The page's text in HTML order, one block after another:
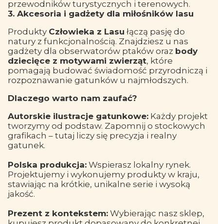
przewodników turystycznych i terenowych.
3. Akcesoria i gadżety dla miłośników lasu
Produkty Człowieka z Lasu łączą pasję do
natury z funkcjonalnością. Znajdziesz u nas
gadżety dla obserwatorów ptaków oraz body
dziecięce z motywami zwierząt, które
pomagają budować świadomość przyrodniczą i
rozpoznawanie gatunków u najmłodszych.
Dlaczego warto nam zaufać?
Autorskie ilustracje gatunkowe: Każdy projekt
tworzymy od podstaw. Zapomnij o stockowych
grafikach – tutaj liczy się precyzja i realny
gatunek.
Polska produkcja: Wspierasz lokalny rynek.
Projektujemy i wykonujemy produkty w kraju,
stawiając na krótkie, unikalne serie i wysoką
jakość.
Prezent z kontekstem: Wybierając nasz sklep,